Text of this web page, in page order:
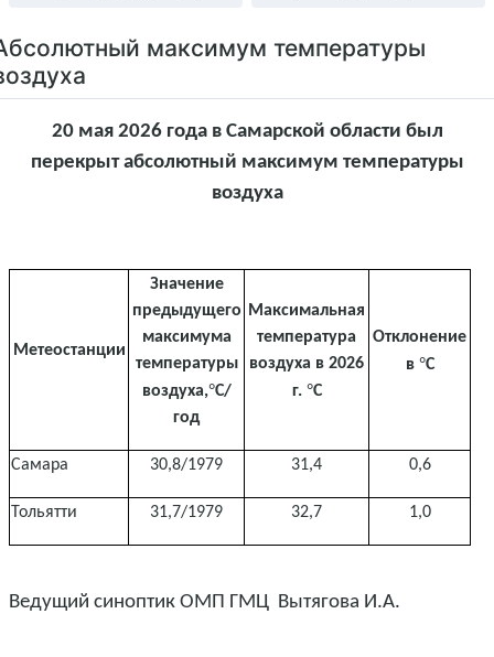
максимум температуры
20 мая 2026 года в Самарской области был
перекрыт абсолютный максимум температуры
воздуха
Метеостанции
Значение
предыдущего
максимума
температуры
воздуха,°С/
год
Максимальная
температура
воздуха в 2026
г. °С
Отклонение
в °С
Самара 30,8/1979 31,4 0,6
Тольятти 31,7/1979 32,7 1,0
Ведущий синоптик ОМП ГМЦ Вытягова И.А.